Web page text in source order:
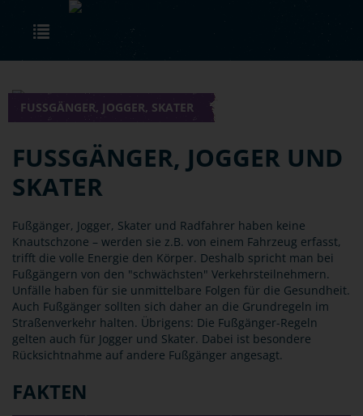
Skip to main content
FUSSGÄNGER, JOGGER, SKATER
FUSSGÄNGER, JOGGER UND S
KATER
Fußgänger, Jogger, Skater und Radfahrer haben keine
Knautschzone – werden sie z.B. von einem Fahrzeug erfasst,
trifft die volle Energie den Körper. Deshalb spricht man bei
Fußgängern von den "schwächsten" Verkehrsteilnehmern.
Unfälle haben für sie unmittelbare Folgen für die Gesundheit.
Auch Fußgänger sollten sich daher an die Grundregeln im
Straßenverkehr halten. Übrigens: Die Fußgänger-Regeln
gelten auch für Jogger und Skater. Dabei ist besondere
Rücksichtnahme auf andere Fußgänger angesagt.
FAKTEN